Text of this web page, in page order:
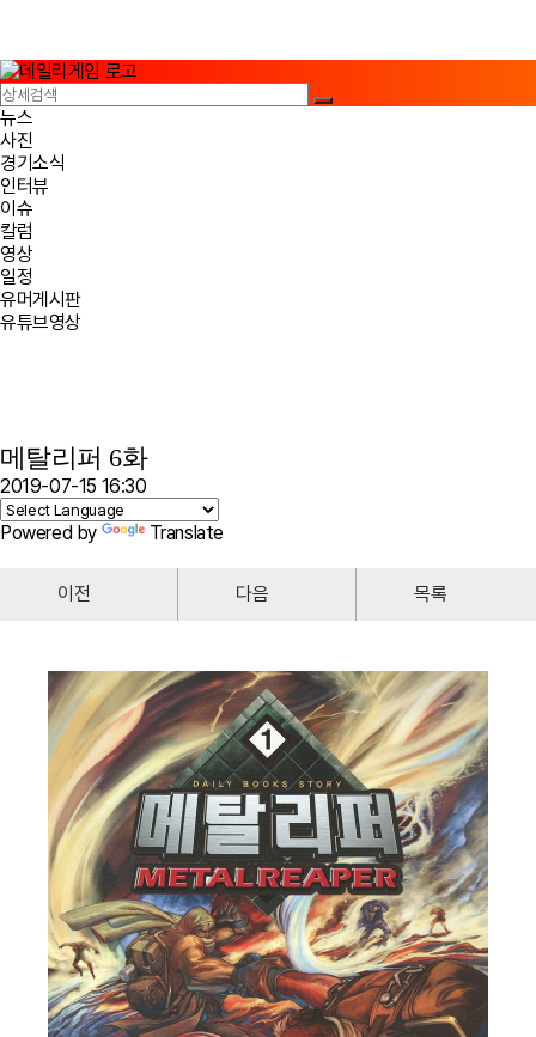
뉴스
사진
경기소식
인터뷰
이슈
칼럼
영상
일정
유머게시판
유튜브영상
메탈리퍼 6화
2019-07-15 16:30
Powered by Translate
이전 다음 목록